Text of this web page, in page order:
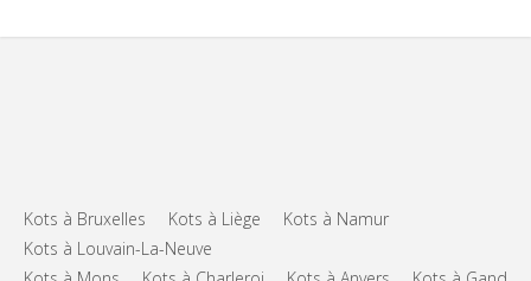
Kots à Bruxelles Kots à Liège
Kots à Namur
Kots à Louvain-La-Neuve